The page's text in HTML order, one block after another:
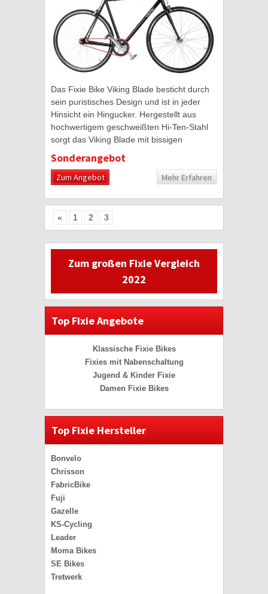
Das Fixie Bike Viking Blade besticht durch
sein puristisches Design und ist in jeder
Hinsicht ein Hingucker. Hergestellt aus
hochwertigem geschweißten Hi-Ten-Stahl
sorgt das Viking Blade mit bissigen
Zweigelenk-Rennradbremsen, der Marke
Calliper,...
Sonderangebot
Zum Angebot Mehr Erfahren
« 1 2 3
Zum großen Fixie Vergleich
2022
Top Fixie Angebote
Klassische Fixie Bikes
Fixies mit Nabenschaltung
Jugend & Kinder Fixie
Damen Fixie Bikes
Top Fixie Hersteller
Bonvelo
Chrisson
FabricBike
Fuji
Gazelle
KS-Cycling
Leader
Moma Bikes
SE Bikes
Tretwerk